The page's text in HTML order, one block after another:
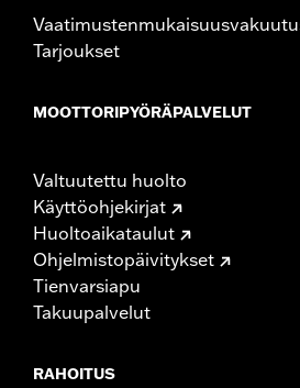
Tarjoukset
MOOTTORIPYÖRÄPALVELUT
Valtuutettu huolto
Käyttöohjekirjat
Huoltoaikataulut
Ohjelmistopäivitykset
Tienvarsiapu
Takuupalvelut
RAHOITUS